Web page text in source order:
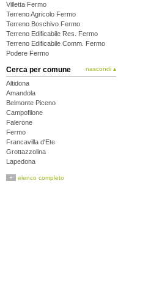
Villetta Fermo
Terreno Agricolo Fermo
Terreno Boschivo Fermo
Terreno Edificabile Res. Fermo
Terreno Edificabile Comm. Fermo
Podere Fermo
Cerca per comune nascondi ▴
Altidona
Amandola
Belmonte Piceno
Campofilone
Falerone
Fermo
Francavilla d'Ete
Grottazzolina
Lapedona
Massa Fermana
+ elenco completo